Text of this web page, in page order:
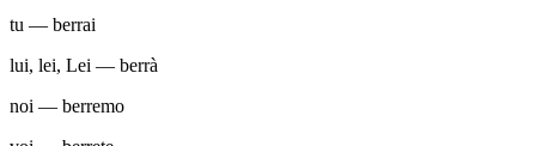
tu — berrai
lui, lei, Lei — berrà
noi — berremo